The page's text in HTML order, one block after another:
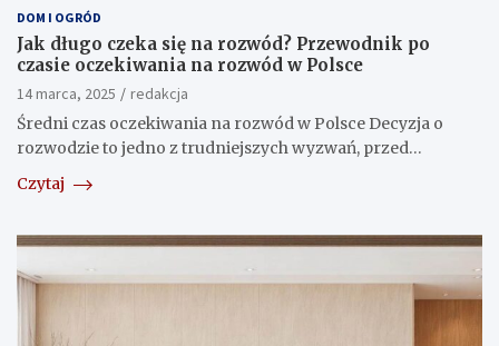
DOM I OGRÓD
Jak długo czeka się na rozwód? Przewodnik po
czasie oczekiwania na rozwód w Polsce
14 marca, 2025
redakcja
Średni czas oczekiwania na rozwód w Polsce Decyzja o
rozwodzie to jedno z trudniejszych wyzwań, przed…
Czytaj